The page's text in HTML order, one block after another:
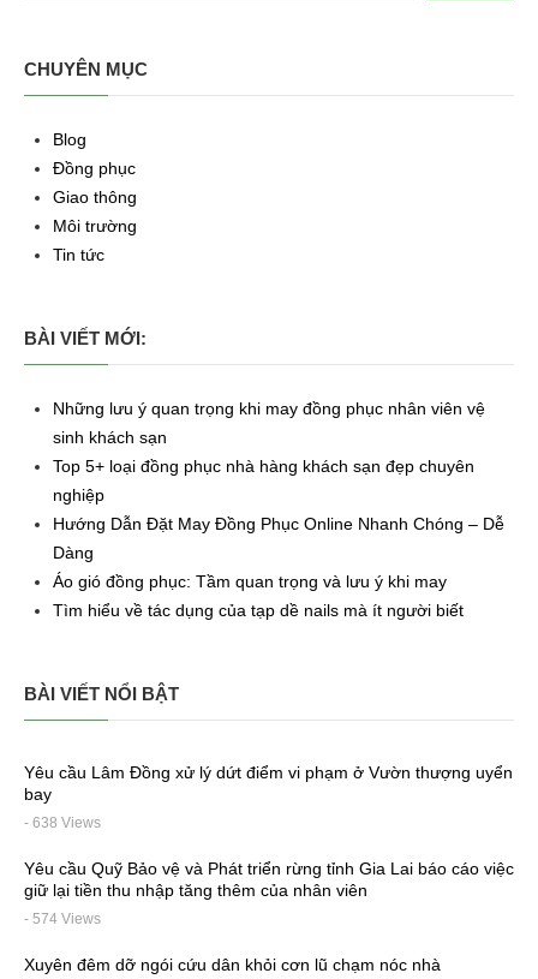
CHUYÊN MỤC
Blog
Đồng phục
Giao thông
Môi trường
Tin tức
BÀI VIẾT MỚI:
Những lưu ý quan trọng khi may đồng phục nhân viên vệ
sinh khách sạn
Top 5+ loại đồng phục nhà hàng khách sạn đẹp chuyên
nghiệp
Hướng Dẫn Đặt May Đồng Phục Online Nhanh Chóng – Dễ
Dàng
Áo gió đồng phục: Tầm quan trọng và lưu ý khi may
Tìm hiểu về tác dụng của tạp dề nails mà ít người biết
BÀI VIẾT NỔI BẬT
Yêu cầu Lâm Đồng xử lý dứt điểm vi phạm ở Vườn thượng uyển
bay
- 638 Views
Yêu cầu Quỹ Bảo vệ và Phát triển rừng tỉnh Gia Lai báo cáo việc
giữ lại tiền thu nhập tăng thêm của nhân viên
- 574 Views
Xuyên đêm dỡ ngói cứu dân khỏi cơn lũ chạm nóc nhà